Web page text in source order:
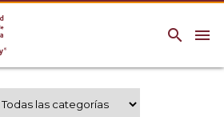
menu
search
UAG